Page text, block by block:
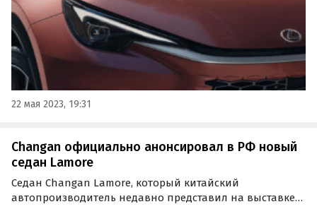
22 мая 2023, 19:31
Changan официально анонсировал в РФ новый
седан Lamore
Седан Changan Lamore, который китайский
автопроизводитель недавно представил на выставке